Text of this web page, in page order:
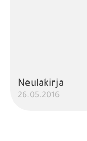
Neulakirja
26.05.2016